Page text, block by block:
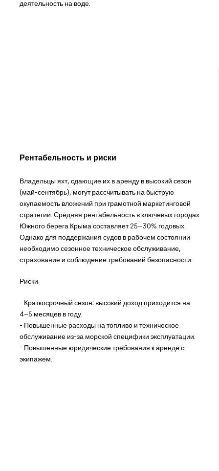
деятельность на воде.
Рентабельность и риски
Владельцы яхт, сдающие их в аренду в высокий сезон
(май-сентябрь), могут рассчитывать на быструю
окупаемость вложений при грамотной маркетинговой
стратегии. Средняя рентабельность в ключевых городах
Южного берега Крыма составляет 25–30% годовых.
Однако для поддержания судов в рабочем состоянии
необходимо сезонное техническое обслуживание,
страхование и соблюдение требований безопасности.
Риски:
- Краткосрочный сезон: высокий доход приходится на
4–5 месяцев в году.
- Повышенные расходы на топливо и техническое
обслуживание из-за морской специфики эксплуатации.
- Повышенные юридические требования к аренде с
экипажем.